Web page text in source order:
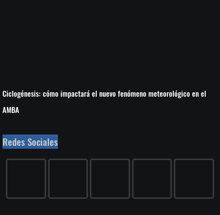
Ciclogénesis: cómo impactará el nuevo fenómeno meteorológico en el
AMBA
Redes Sociales